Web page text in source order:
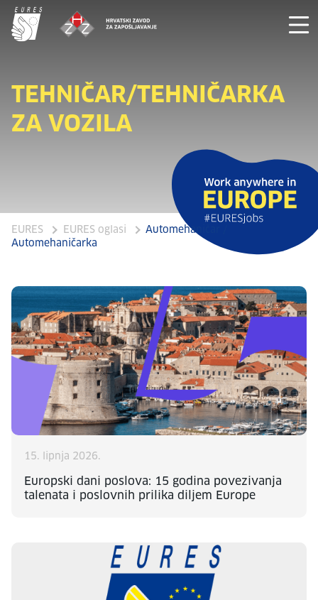
TEHNIČAR/TEHNIČARKA
ZA VOZILA
EURES EURES oglasi
Automehaničar /
Automehaničarka
15. lipnja 2026.
Europski dani poslova: 15 godina povezivanja
talenata i poslovnih prilika diljem Europe